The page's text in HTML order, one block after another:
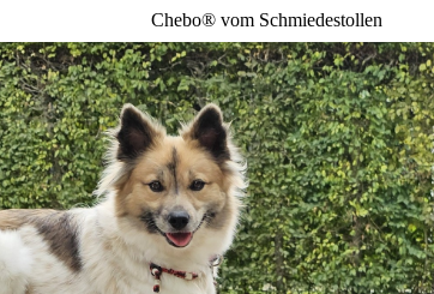
Chebo® vom Schmiedestollen